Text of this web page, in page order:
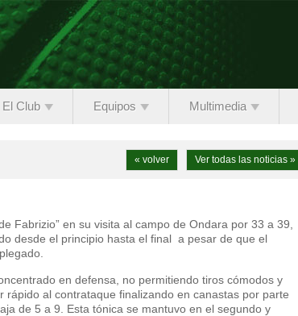
El Club Equipos Multimedia
Ver todas las noticias »
« volver
Fabrizio” en su visita al campo de Ondara por 33 a 39,
desde el principio hasta el final a pesar de que el
en defensa, no permitiendo tiros cómodos y
al contrataque finalizando en canastas por parte
de 5 a 9. Esta tónica se mantuvo en el segundo y